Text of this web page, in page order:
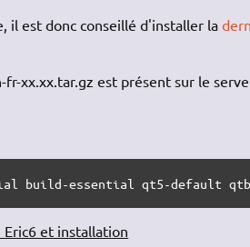
il est donc conseillé d'installer la
xx.xx.tar.gz est présent sur le
build-essential qt5-default
Eric6 et installation